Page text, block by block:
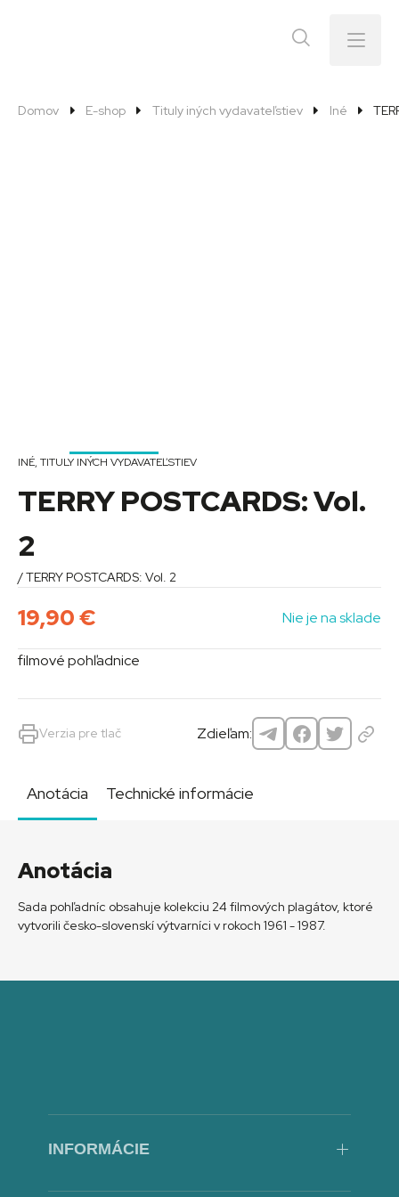
Menu
Domov E-shop Tituly iných vydavateľstiev Iné
INÉ, TITULY INÝCH VYDAVATEĽSTIEV
TERRY POSTCARDS: Vol.
2
/ TERRY POSTCARDS: Vol. 2
19,90€ Nie je na sklade
filmové pohľadnice
Verzia pre tlač Zdieľam:
Anotácia Technické informácie
Anotácia
Sada pohľadníc obsahuje kolekciu 24 filmových plagátov, ktoré
vytvorili česko-slovenskí výtvarníci v rokoch 1961 - 1987.
INFORMÁCIE